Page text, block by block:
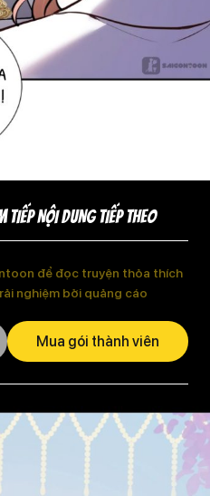
NỘI DUNG TIẾP THEO
để đọc truyện thỏa thích
nghiệm bởi quảng cáo
Mua gói thành viên